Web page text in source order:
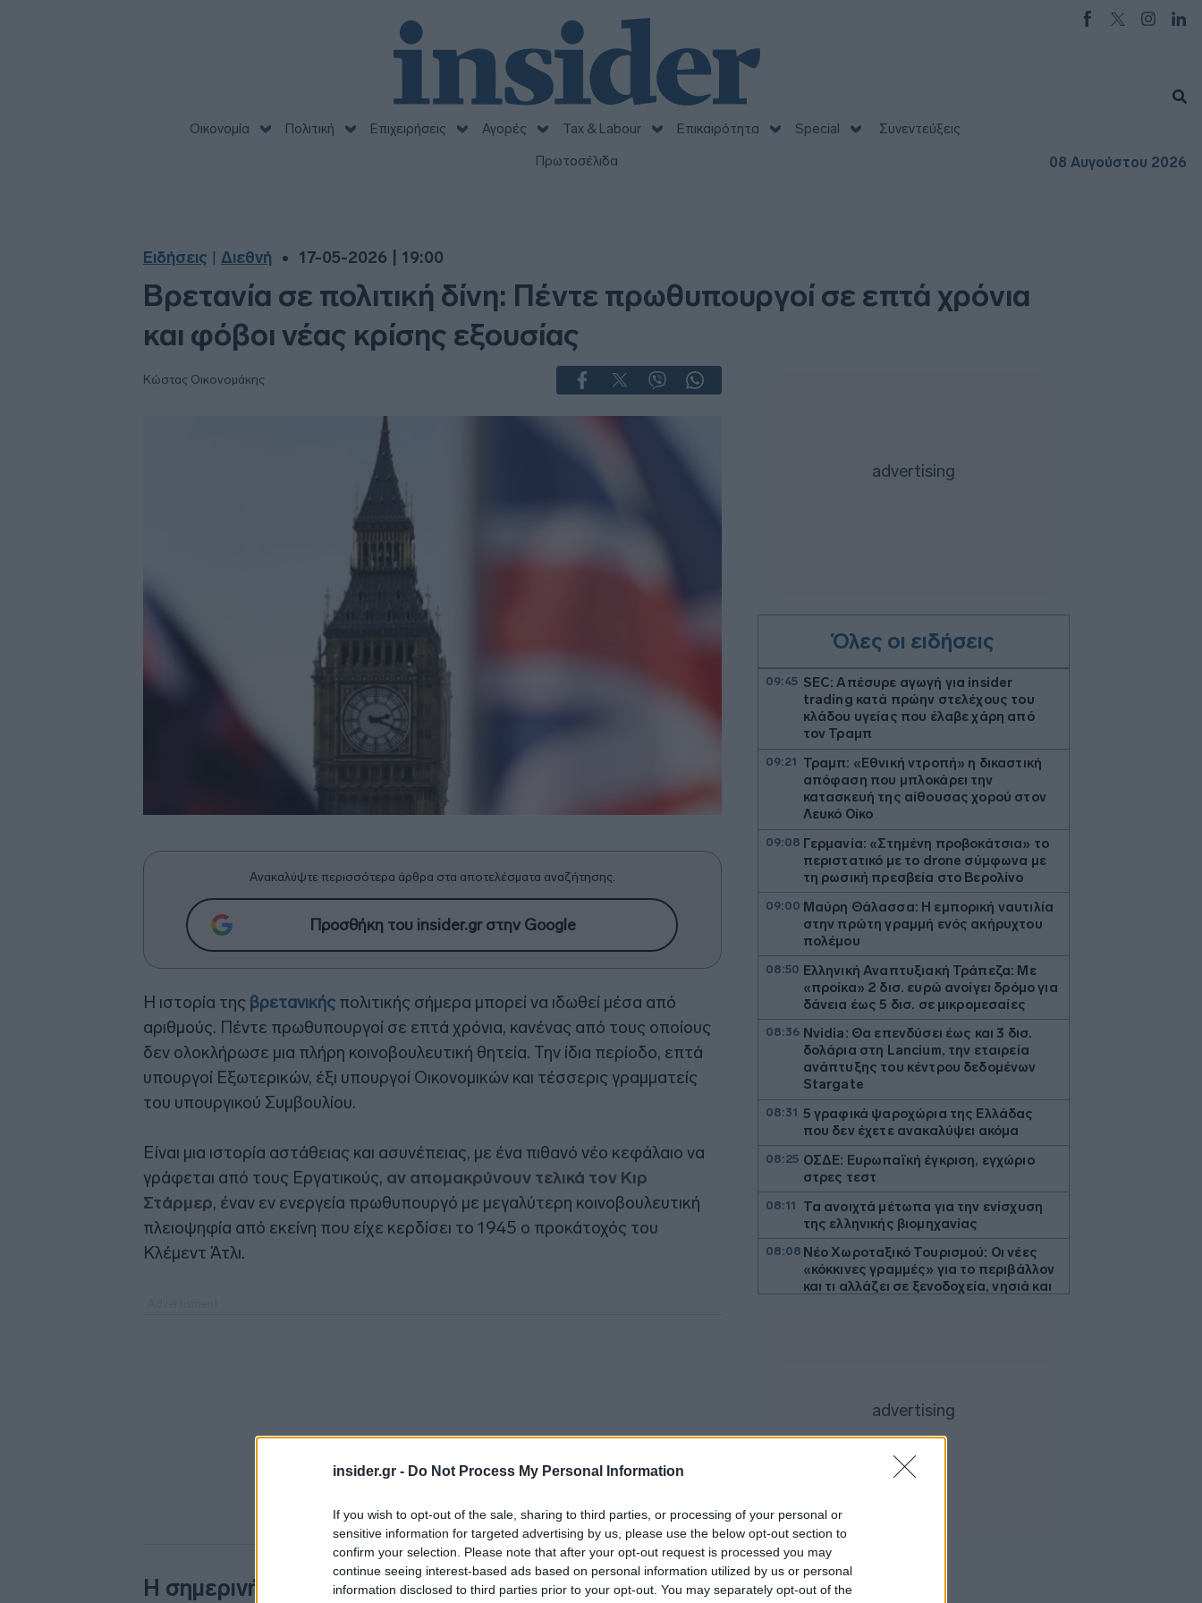
insider.gr - Do Not Process My Personal Information
If you wish to opt-out of the sale, sharing to third parties, or processing of your personal or
sensitive information for targeted advertising by us, please use the below opt-out section to
confirm your selection. Please note that after your opt-out request is processed you may
continue seeing interest-based ads based on personal information utilized by us or personal
information disclosed to third parties prior to your opt-out. You may separately opt-out of the
Οικονομία Πολιτική Επιχειρήσεις Αγορές Tax & Labour Επικαιρότητα Special
Συνεντεύξεις
Πρωτοσέλιδα
08 Αυγούστου 2026
Ειδήσεις Διεθνή 17-05-2026 | 19:00
Βρετανία σε πολιτική δίνη: Πέντε πρωθυπουργοί σε επτά χρόνια
και φόβοι νέας κρίσης εξουσίας
Κώστας Οικονομάκης
Ανακαλύψτε περισσότερα άρθρα στα αποτελέσματα αναζήτησης.
Προσθήκη του insider.gr στην Google
Η ιστορία της βρετανικής πολιτικής σήμερα μπορεί να ιδωθεί μέσα από
αριθμούς. Πέντε πρωθυπουργοί σε επτά χρόνια, κανένας από τους οποίους
δεν ολοκλήρωσε μια πλήρη κοινοβουλευτική θητεία. Την ίδια περίοδο, επτά
υπουργοί Εξωτερικών, έξι υπουργοί Οικονομικών και τέσσερις γραμματείς
του υπουργικού Συμβουλίου.
Είναι μια ιστορία αστάθειας και ασυνέπειας, με ένα πιθανό νέο κεφάλαιο να
γράφεται από τους Εργατικούς, αν απομακρύνουν τελικά τον Κιρ
Στάρμερ, έναν εν ενεργεία πρωθυπουργό με μεγαλύτερη κοινοβουλευτική
πλειοψηφία από εκείνη που είχε κερδίσει το 1945 ο προκάτοχός του
Κλέμεντ Άτλι.
Η σημερινή κρίση
Όλες οι ειδήσεις
09:45 SEC: Απέσυρε αγωγή για insider
trading κατά πρώην στελέχους του
κλάδου υγείας που έλαβε χάρη από
τον Τραμπ
09:21 Τραμπ: «Εθνική ντροπή» η δικαστική
απόφαση που μπλοκάρει την
κατασκευή της αίθουσας χορού στον
Λευκό Οίκο
09:08 Γερμανία: «Στημένη προβοκάτσια» το
περιστατικό με το drone σύμφωνα με
τη ρωσική πρεσβεία στο Βερολίνο
09:00 Μαύρη Θάλασσα: Η εμπορική ναυτιλία
στην πρώτη γραμμή ενός ακήρυχτου
πολέμου
08:50 Ελληνική Αναπτυξιακή Τράπεζα: Με
«προίκα» 2 δισ. ευρώ ανοίγει δρόμο για
δάνεια έως 5 δισ. σε μικρομεσαίες
08:36 Nvidia: Θα επενδύσει έως και 3 δισ.
δολάρια στη Lancium, την εταιρεία
ανάπτυξης του κέντρου δεδομένων
Stargate
08:31 5 γραφικά ψαροχώρια της Ελλάδας
που δεν έχετε ανακαλύψει ακόμα
08:25 ΟΣΔΕ: Ευρωπαϊκή έγκριση, εγχώριο
στρες τεστ
08:11
Τα ανοιχτά μέτωπα για την ενίσχυση
της ελληνικής βιομηχανίας
08:08 Νέο Χωροταξικό Τουρισμού: Οι νέες
«κόκκινες γραμμές» για το περιβάλλον
και τι αλλάζει σε ξενοδοχεία, νησιά και
αποκατέστησαν τις διπλωματικές
Ιράν: Ο Αραγτσί επαινεί τον στρατό,
προτρέπει σε ενότητα των
23:50 Το Cambridge επανεξετάζει τις
διαδικασίες πρόσληψης καθηγητών
23:44 Συνάντηση Ζελένσκι με Βούτσιτς -
Θέματα οικονομίας και ασφάλειας στο